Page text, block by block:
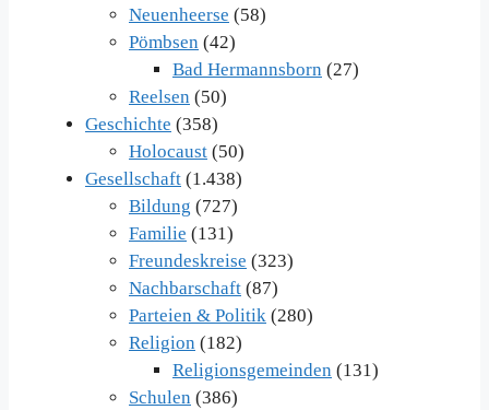
Neuenheerse (58)
Pömbsen (42)
Bad Hermannsborn (27)
Reelsen (50)
Geschichte (358)
Holocaust (50)
Gesellschaft (1.438)
Bildung (727)
Familie (131)
Freundeskreise (323)
Nachbarschaft (87)
Parteien & Politik (280)
Religion (182)
Religionsgemeinden (131)
Schulen (386)